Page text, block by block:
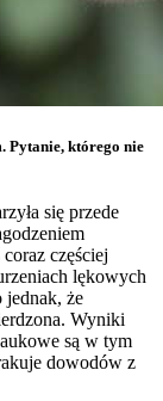
Pytanie, którego nie
się przede
częściej
lękowych
jednak, że
Wyniki
są w tym
dowodów z